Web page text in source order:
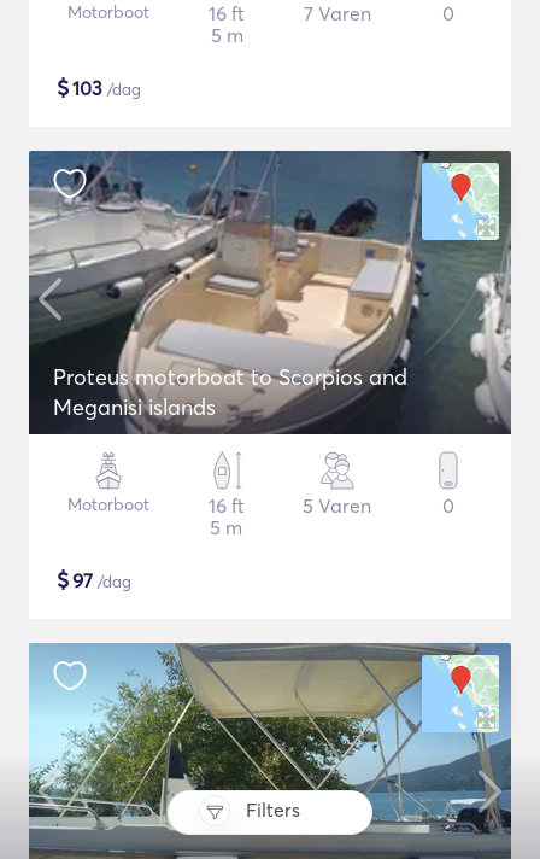
Filters
Motorboot
16 ft
5 m
7 Varen 0
$103 /dag
Proteus motorboat to Scorpios and
Meganisi islands
Motorboot
16 ft
5 m
5 Varen 0
$97 /dag